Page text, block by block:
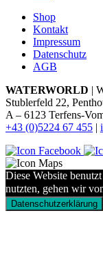
Shop
Kontakt
Impressum
Datenschutz
AGB
WATERWORLD |
Stublerfeld 22,
A – 6123 Terfens-
+43 (0)5224 67 455 |
Diese Website
nutzten, gehen wir
Datenschutzerklärung